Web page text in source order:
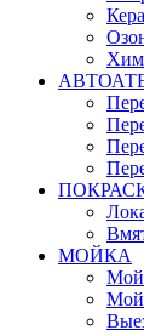
МОЙКА